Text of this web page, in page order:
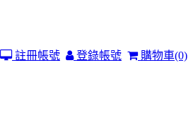
購物車(0)
登錄帳號
註冊帳號